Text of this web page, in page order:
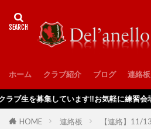
ホーム クラブ紹介 ブログ 連絡板
募集しています‼️お気軽に練習会場へお
HOME 連絡板 【連絡】11/